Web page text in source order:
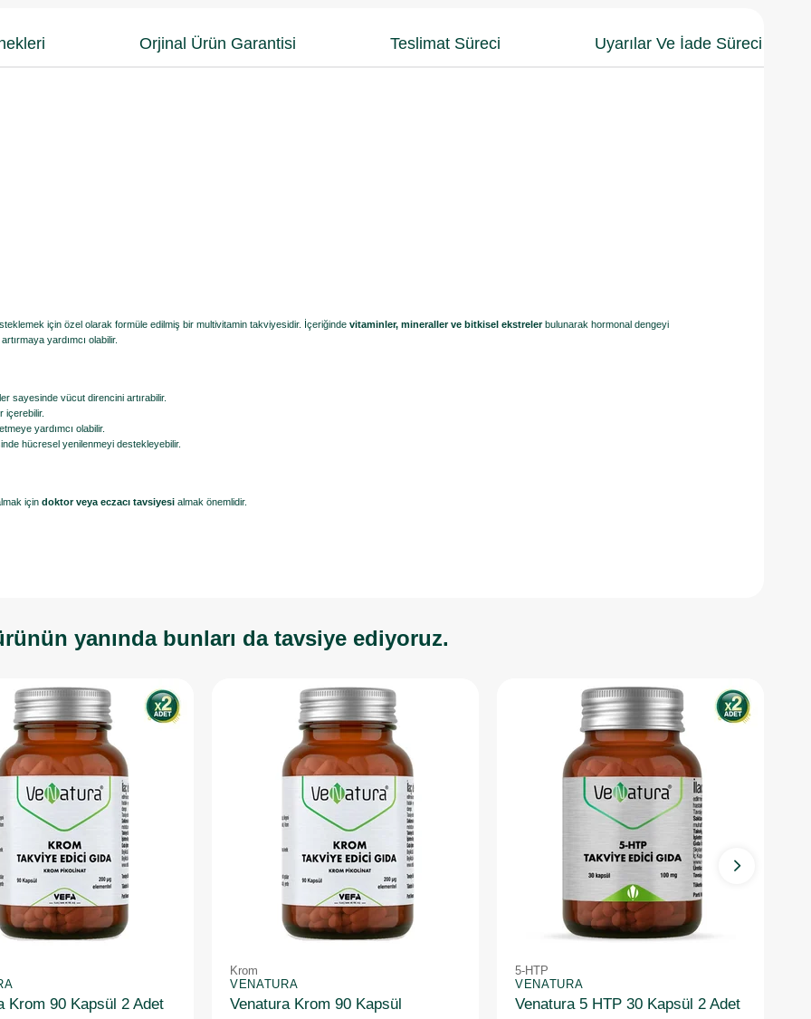
Orjinal Ürün Garantisi Teslimat Süreci Uyarılar Ve İade Süreci
için özel olarak formüle edilmiş bir multivitamin takviyesidir. İçeriğinde vitaminler, mineraller ve bitkisel ekstrelerbulunarak hormonal dengeyi
yardımcı olabilir.
sayesinde vücut direncini artırabilir.
içerebilir.
yardımcı olabilir.
hücresel yenilenmeyi destekleyebilir.
için doktor veya eczacı tavsiyesi almak önemlidir.
yanında bunları da tavsiye ediyoruz.
Krom 90 Kapsül 2 Adet
Krom
VENATURA
Venatura Krom 90 Kapsül
5-HTP
VENATURA
Venatura 5 HTP 30 Kapsül 2 Adet